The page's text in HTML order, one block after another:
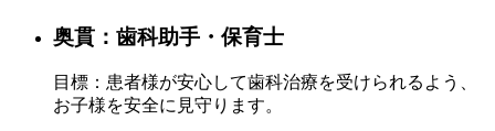
奥貫：歯科助手・保育士
目標： 患者様が安心して歯科治療を受けられるよう、
お子様を安全に見守ります。